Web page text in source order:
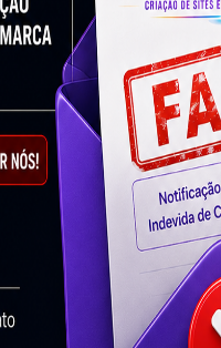
e
sua
BH que
Ideal?
no Google